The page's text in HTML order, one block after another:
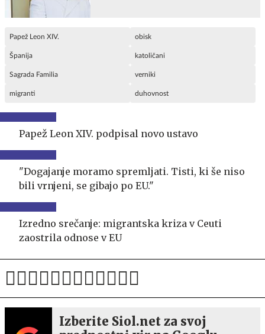
Papež Leon XIV. obisk
Španija katoličani
Sagrada Familia verniki
migranti duhovnost
Papež Leon XIV. podpisal novo ustavo
"Dogajanje moramo spremljati. Tisti, ki še niso
bili vrnjeni, se gibajo po EU."
Izredno srečanje: migrantska kriza v Ceuti
zaostrila odnose v EU
Izberite Siol.net za svoj